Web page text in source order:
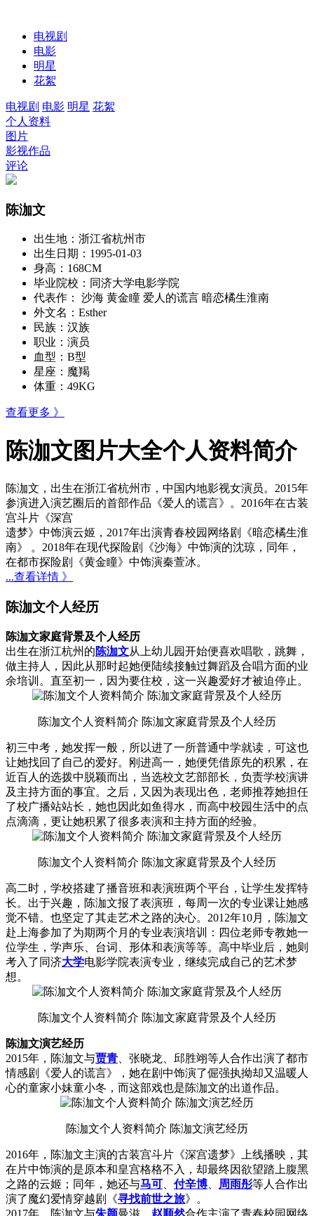
电视剧
电影
明星
花絮
电视剧 电影 明星 花絮
个人资料
图片
影视作品
评论
陈泇文
出生地： 浙江省杭州市
出生日期： 1995-01-03
身高： 168CM
毕业院校： 同济大学电影学院
代表作：
沙海 黄金瞳 爱人的谎言 暗恋橘生淮南
外文名： Esther
民族： 汉族
职业： 演员
血型： B型
星座： 魔羯
体重： 49KG
查看更多 》
陈泇文图片大全个人资料简介
陈泇文，出生在浙江省杭州市，中国内地影视女演员。2015年
参演进入演艺圈后的首部作品《爱人的谎言》。2016年在古装
宫斗片《深宫
遗梦》中饰演云姬，2017年出演青春校园网络剧《暗恋橘生淮
南》 。2018年在现代探险剧《沙海》中饰演的沈琼，同年，
在都市探险剧《黄金瞳》中饰演秦萱冰。
...查看详情 》
陈泇文个人经历
陈泇文家庭背景及个人经历
出生在浙江杭州的陈泇文从上幼儿园开始便喜欢唱歌，跳舞，
做主持人，因此从那时起她便陆续接触过舞蹈及合唱方面的业
余培训。直至初一，因为要住校，这一兴趣爱好才被迫停止。
陈泇文个人资料简介 陈泇文家庭背景及个人经历
初三中考，她发挥一般，所以进了一所普通中学就读，可这也
让她找回了自己的爱好。刚进高一，她便凭借原先的积累，在
近百人的选拨中脱颖而出，当选校文艺部部长，负责学校演讲
及主持方面的事宜。之后，又因为表现出色，老师推荐她担任
了校广播站站长，她也因此如鱼得水，而高中校园生活中的点
点滴滴，更让她积累了很多表演和主持方面的经验。
陈泇文个人资料简介 陈泇文家庭背景及个人经历
高二时，学校搭建了播音班和表演班两个平台，让学生发挥特
长。出于兴趣，陈泇文报了表演班，每周一次的专业课让她感
觉不错。也坚定了其走艺术之路的决心。2012年10月，陈泇文
赴上海参加了为期两个月的专业表演培训：四位老师专教她一
位学生，学声乐、台词、形体和表演等等。高中毕业后，她则
考入了同济大学电影学院表演专业，继续完成自己的艺术梦
想。
陈泇文个人资料简介 陈泇文家庭背景及个人经历
陈泇文演艺经历
2015年，陈泇文与贾青 、张晓龙、邱胜翊等人合作出演了都市
情感剧《爱人的谎言》，她在剧中饰演了倔强执拗却又温暖人
心的童家小妹童小冬，而这部戏也是陈泇文的出道作品。
陈泇文个人资料简介 陈泇文演艺经历
2016年，陈泇文主演的古装宫斗片《深宫遗梦》上线播映，其
在片中饰演的是原本和皇宫格格不入，却最终因欲望踏上腹黑
之路的云姬；同年，她还与马可 付辛博 周雨彤等人合作出
演了魔幻爱情穿越剧《寻找前世之旅》。
2017年，陈泇文与朱颜曼滋、 赵顺然合作主演了青春校园网络